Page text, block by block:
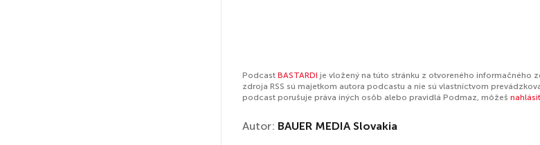
Podcast BASTARDI je vložený na túto stránku z otvoreného informačného
zdroja RSS sú majetkom autora podcastu a nie sú vlastníctvom
podcast porušuje práva iných osôb alebo pravidlá Podmaz, môžeš
Autor: BAUER MEDIA Slovakia